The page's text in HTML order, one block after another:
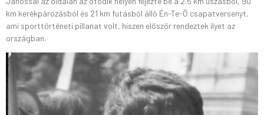
km kerékpározásból és 21 km futásból álló Én-Te-Ő csapatversenyt,
ami sporttörténeti pillanat volt, hiszen először rendeztek ilyet az
országban.